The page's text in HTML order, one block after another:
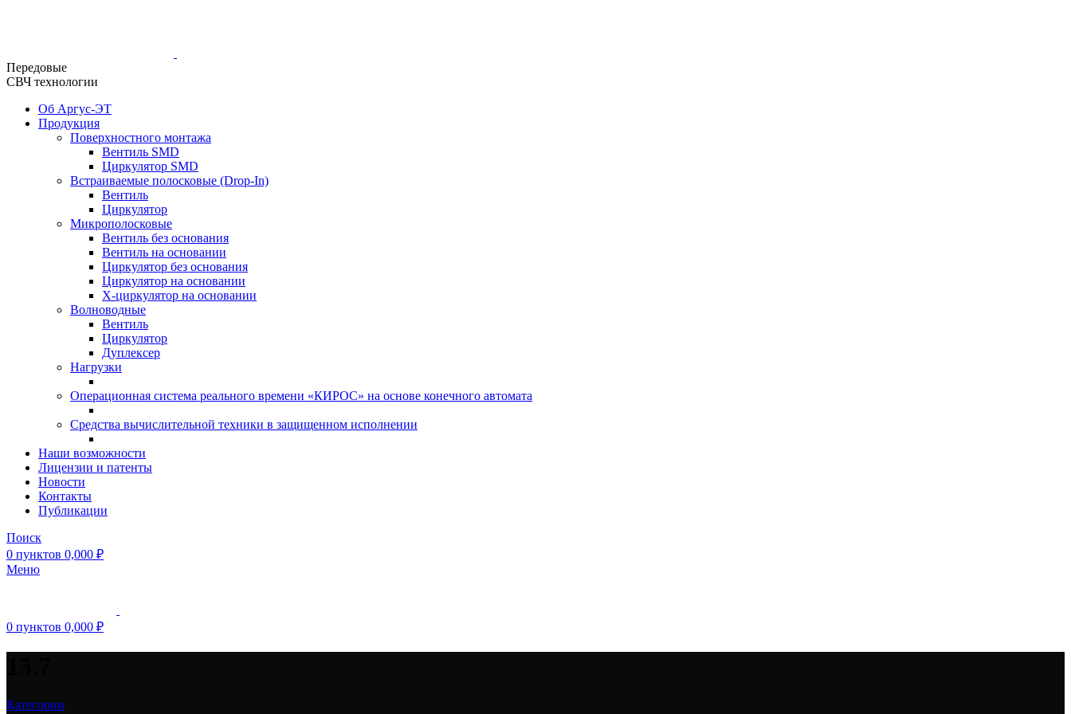
Передовые
СВЧ технологии
Об Аргус-ЭТ
Продукция
Поверхностного монтажа
Вентиль SMD
Циркулятор SMD
Встраиваемые полосковые (Drop-In)
Вентиль
Циркулятор
Микрополосковые
Вентиль без основания
Вентиль на основании
Циркулятор без основания
Циркулятор на основании
Х-циркулятор на основании
Волноводные
Вентиль
Циркулятор
Дуплексер
Нагрузки
Операционная система реального времени «КИРОС» на основе конечного автомата
Средства вычислительной техники в защищенном исполнении
Наши возможности
Лицензии и патенты
Новости
Контакты
Публикации
Поиск
0 пунктов 0,000 ₽
Меню
0 пунктов 0,000 ₽
Категории